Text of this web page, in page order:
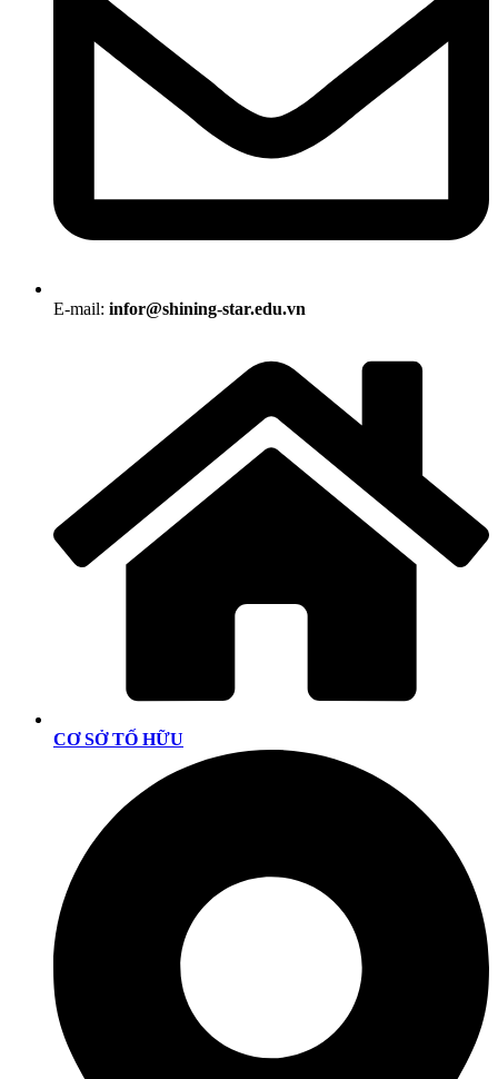
E-mail: infor@shining-star.edu.vn
CƠ SỞ TỐ HỮU